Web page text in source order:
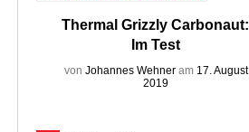
Thermal Grizzly Carbonaut:
Im Test
von Johannes Wehneram 17. August
2019